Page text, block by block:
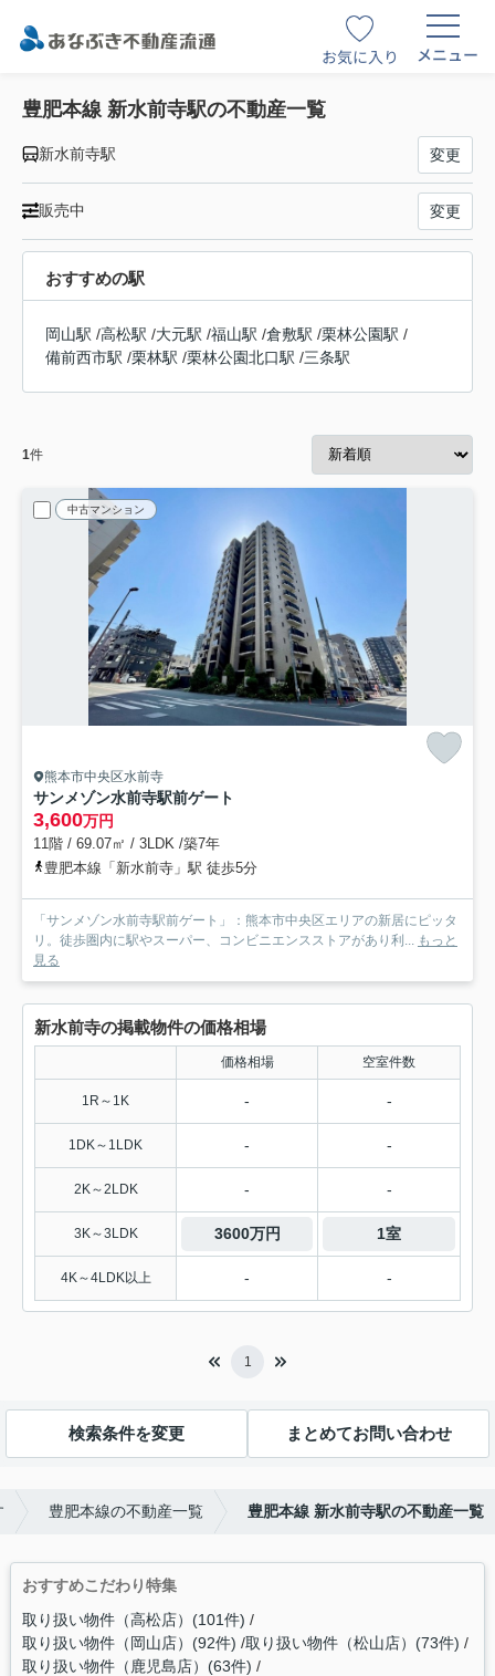
お気に入り メニュー
豊肥本線 新水前寺駅の不動産一覧
新水前寺駅 変更
販売中 変更
おすすめの駅
岡山駅 /高松駅 /大元駅 /福山駅 /倉敷駅 /栗林公園駅 /
備前西市駅 /栗林駅 /栗林公園北口駅 /三条駅
1件
中古マンション
熊本市中央区水前寺
サンメゾン水前寺駅前ゲート
3,600万円
11階 / 69.07㎡ / 3LDK /築7年
豊肥本線「新水前寺」駅 徒歩5分
「サンメゾン水前寺駅前ゲート」：熊本市中央区エリアの新居にピッタ
リ。徒歩圏内に駅やスーパー、コンビニエンスストアがあり利...
もっと
見る
新水前寺の掲載物件の価格相場
価格相場 空室件数
1R～1K - -
1DK～1LDK - -
2K～2LDK - -
3K～3LDK 3600万円 1室
4K～4LDK以上 - -
1
検索条件を変更 まとめてお問い合わせ
豊肥本線の不動産一覧 豊肥本線 新水前寺駅の不動産一覧
おすすめこだわり特集
取り扱い物件（高松店）(101件)
取り扱い物件（岡山店）(92件) 取り扱い物件（松山店）(73件)
取り扱い物件（鹿児島店）(63件)